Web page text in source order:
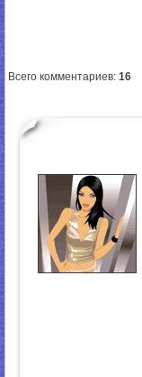
Всего комментариев: 16